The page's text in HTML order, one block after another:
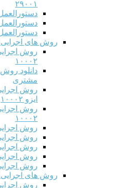
۲۹۰۰۱
دستورالعمل
دستورالعمل
دستورالعمل
روش های اجرایی ایزو
روش
۱۰۰۰۲
دانلود
مشتری
روش
ایزو ۱۰۰۰۲
روش
۱۰۰۰۲
روش اجرایی
روش اجرایی
روش اجرایی
روش اجرایی
روش اجرایی
روش های اجرایی ایزو
روش